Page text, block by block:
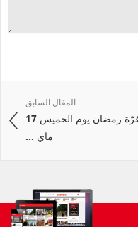
المقال السابق
غرّة رمضان يوم الخميس 17
ماي ...